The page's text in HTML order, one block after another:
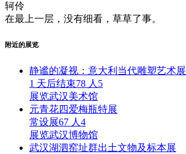
轲伶
在最上一层，没有细看，草草了事。
附近的展览
静谧的凝视：意大利当代雕塑艺术展
1 天后结束78 人 5
展览武汉美术馆
元青花四爱梅瓶特展
常设展67 人 4
展览武汉博物馆
武汉湖泗窑址群出土文物及标本展